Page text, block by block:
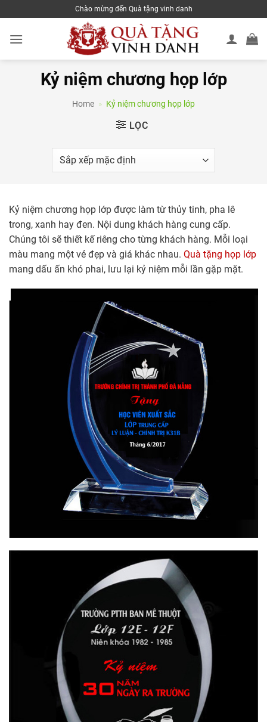
to
content
Chào mừng đến Quà tặng vinh danh
Kỷ niệm chương họp lớp
Home » Kỷ niệm chương họp lớp
LỌC
Kỷ niệm chương họp lớp được làm từ thủy tinh, pha lê
trong, xanh hay đen. Nội dung khách hàng cung cấp.
Chúng tôi sẽ thiết kế riêng cho từng khách hàng. Mỗi loại
màu mang một vẻ đẹp và giá khác nhau. Quà tặng họp lớp
mang dấu ấn khó phai, lưu lại kỷ niệm mỗi lần gặp mặt.